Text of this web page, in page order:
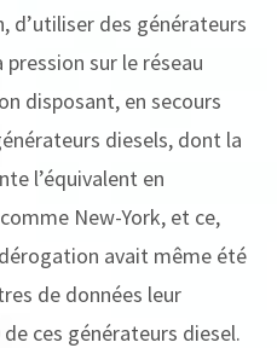
d’utiliser des générateurs
sur le réseau
disposant, en secours
diesels, dont la
l’équivalent en
New-York, et ce,
avait même été
de données leur
ces générateurs diesel.